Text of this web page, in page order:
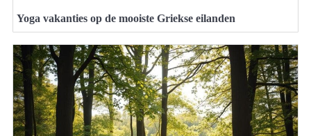
Yoga vakanties op de mooiste Griekse eilanden